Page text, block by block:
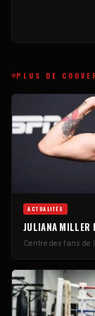
PLUS DE
ACTUALITÉS
JULIANA MILLER
Centre des fans de